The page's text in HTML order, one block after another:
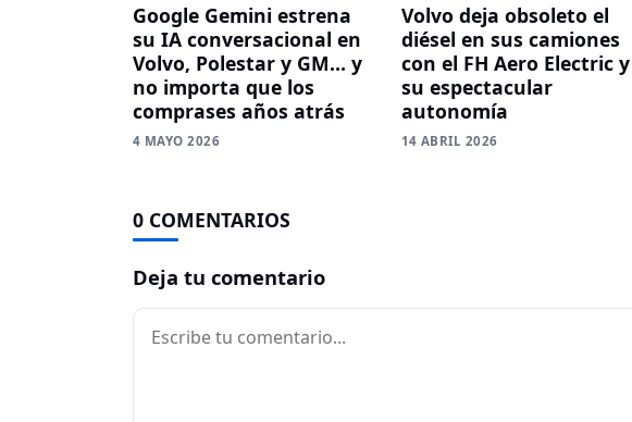
Google Gemini estrena
su IA conversacional en
Volvo, Polestar y GM… y
no importa que los
comprases años atrás
4 MAYO 2026
Volvo deja obsoleto el
diésel en sus camiones
con el FH Aero Electric y
su espectacular
autonomía
14 ABRIL 2026
0 COMENTARIOS
Deja tu comentario
Comentario